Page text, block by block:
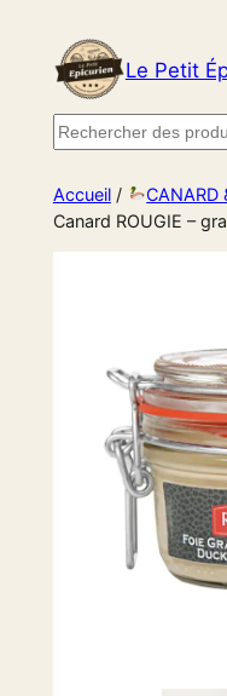
Le Petit
Rechercher
Accueil/ CANARD
Canard ROUGIE –